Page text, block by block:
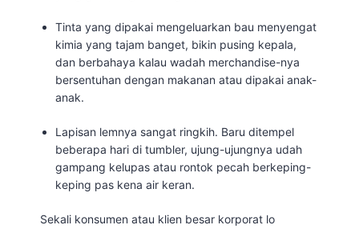
Tinta yang dipakai mengeluarkan bau menyengat
kimia yang tajam banget, bikin pusing kepala,
dan berbahaya kalau wadah merchandise-nya
bersentuhan dengan makanan atau dipakai anak-
anak.
Lapisan lemnya sangat ringkih. Baru ditempel
beberapa hari di tumbler, ujung-ujungnya udah
gampang kelupas atau rontok pecah berkeping-
keping pas kena air keran.
Sekali konsumen atau klien besar korporat lo